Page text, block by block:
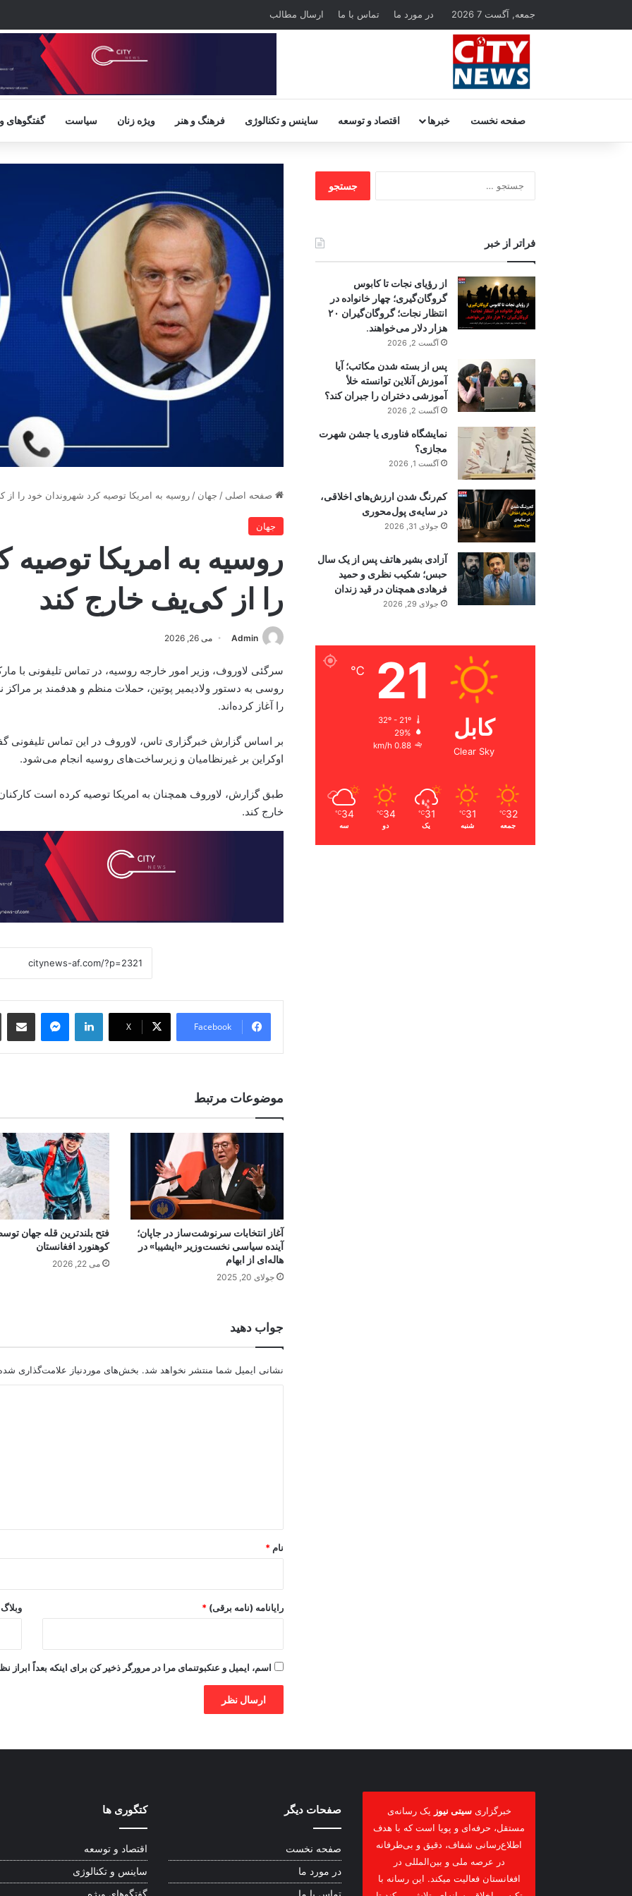
جمعه, آگست 7 2026 در مورد ما تماس با ما ارسال مطالب
صفحه نخست خبرها اقتصاد و توسعه ساینس و تکنالوژی فرهنگ و هنر ویژه زنان سیاست گفتگوهای
صفحه اصلی / جهان / روسیه به امریکا توصیه کرد شهروندان خود را از
جهان
روسیه به امریکا
را از کی‌یف خارج کند
Admin می 26, 2026
سرگئی لاوروف، وزیر امور خارجه روسیه، در تماس تلیفونی با
روسی به دستور ولادیمیر پوتین، حملات منظم و هدفمند بر
را آغاز کرده‌اند.
بر اساس گزارش خبرگزاری تاس، لاوروف در این تماس تلیفونی
اوکراین بر غیرنظامیان و زیرساخت‌های روسیه انجام می‌شود.
طبق گزارش، لاوروف همچنان به امریکا توصیه کرده است کارکنان
خارج کند.
Facebook
X
LinkedIn
موضوعات مرتبط
آغاز انتخابات سرنوشت‌ساز در جاپان؛
آینده سیاسی نخست‌وزیر «ایشیبا» در
هاله‌ای از ابهام
جولای 20, 2025
فتح بلندترین قله جهان
کوهنورد افغانستان
می 22, 2026
جواب دهید
نشانی ایمیل شما منتشر نخواهد شد. بخش‌های موردنیاز علامت‌گذاری
نام *
رایانامه (نامه برقی) * وبلاگ
اسم، ایمیل و عنکبوتنمای مرا در مرورگر ذخیر کن برای اینکه بعداً ابراز
برای:
فراتر از خبر
از رؤیای نجات تا کابوس
گروگان‌گیری؛ چهار خانواده در
انتظار نجات؛ گروگان‌گیران ۲۰
هزار دلار می‌خواهند.
آگست 2, 2026
پس از بسته شدن مکاتب؛ آیا
آموزش آنلاین توانسته خلأ
آموزشی دختران را جبران کند؟
آگست 2, 2026
نمایشگاه فناوری یا جشن شهرت
مجازی؟
آگست 1, 2026
کم‌رنگ شدن ارزش‌های اخلاقی،
در سایه‌ی پول‌محوری
جولای 31, 2026
آزادی بشیر هاتف پس از یک سال
حبس؛ شکیب نظری و حمید
فرهادی همچنان در قید زندان
جولای 29, 2026
کابل
Clear Sky
21
℃
32º - 21º
29%
0.88 km/h
32
℃
جمعه
31
℃
شنبه
31
℃
یک
34
℃
دو
34
℃
سه
خبرگزاریسیتی نیوز یک رسانه‌ی
مستقل، حرفه‌ای و پویا است که با هدف
اطلاع‌رسانی شفاف، دقیق و بی‌طرفانه
در عرصه ملی و بین‌المللی در
افغانستان فعالیت میکند. این رسانه با
صفحات دیگر
صفحه نخست
در مورد ما
کتگوری ها
اقتصاد و توسعه
ساینس و تکنالوژی